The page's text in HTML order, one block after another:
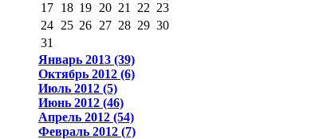
17 18 19 20 21 22 23
24 25 26 27 28 29 30
31
Январь 2013 (39)
Октябрь 2012 (6)
Июль 2012 (5)
Июнь 2012 (46)
Апрель 2012 (54)
Февраль 2012 (7)